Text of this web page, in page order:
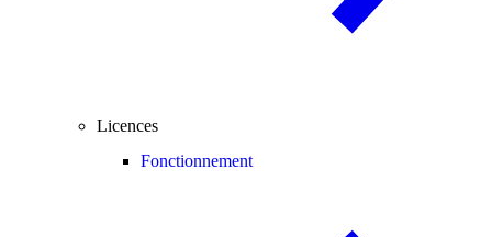
Licences
Fonctionnement